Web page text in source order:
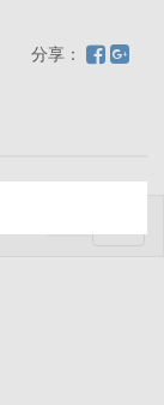
分享：